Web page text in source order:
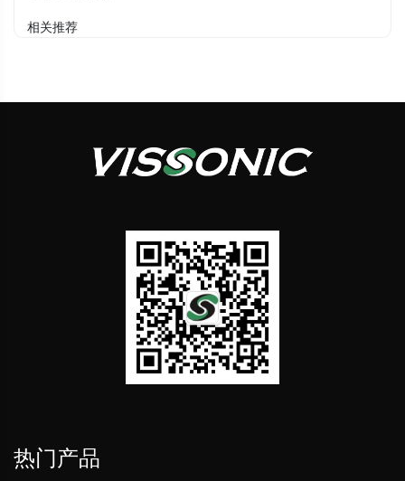
相关推荐
6种发言模式
"FIFO"先进先出模式 "APPLY" "PTT"
计时发言
可直接在主机面板选择计时发言模式，限时
演讲、回答、比赛、公检法均适用
无线会议单元充电器
热门产品